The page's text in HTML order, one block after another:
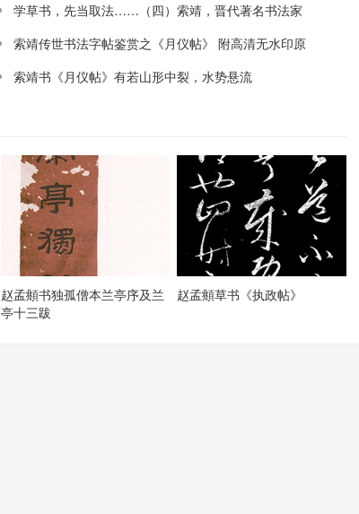
学草书，先当取法……（四）索靖，晋代著名书法家
索靖传世书法字帖鉴赏之《月仪帖》 附高清无水印原
索靖书《月仪帖》有若山形中裂，水势悬流
赵孟頫书独孤僧本兰亭序及兰
亭十三跋
赵孟頫草书《执政帖》